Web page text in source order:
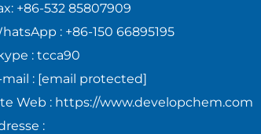
+86-532 85807909
: +86-150 66895195
: tcca90
mail : [email protected]
Web : https://www.developchem.com
: